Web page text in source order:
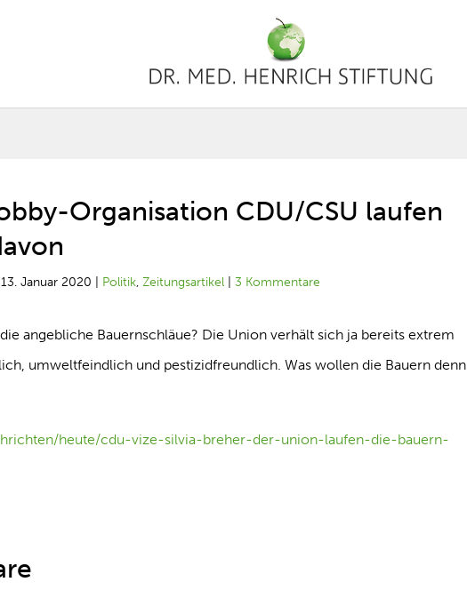
Organisation CDU/CSU laufen
13. Januar 2020 Politik,Zeitungsartikel |3 Kommentare
angebliche Bauernschläue? Die Union verhält sich ja bereits extrem
umweltfeindlich und pestizidfreundlich. Was wollen die Bauern denn
heute/cdu-vize-silvia-breher-der-union-laufen-die-bauern-